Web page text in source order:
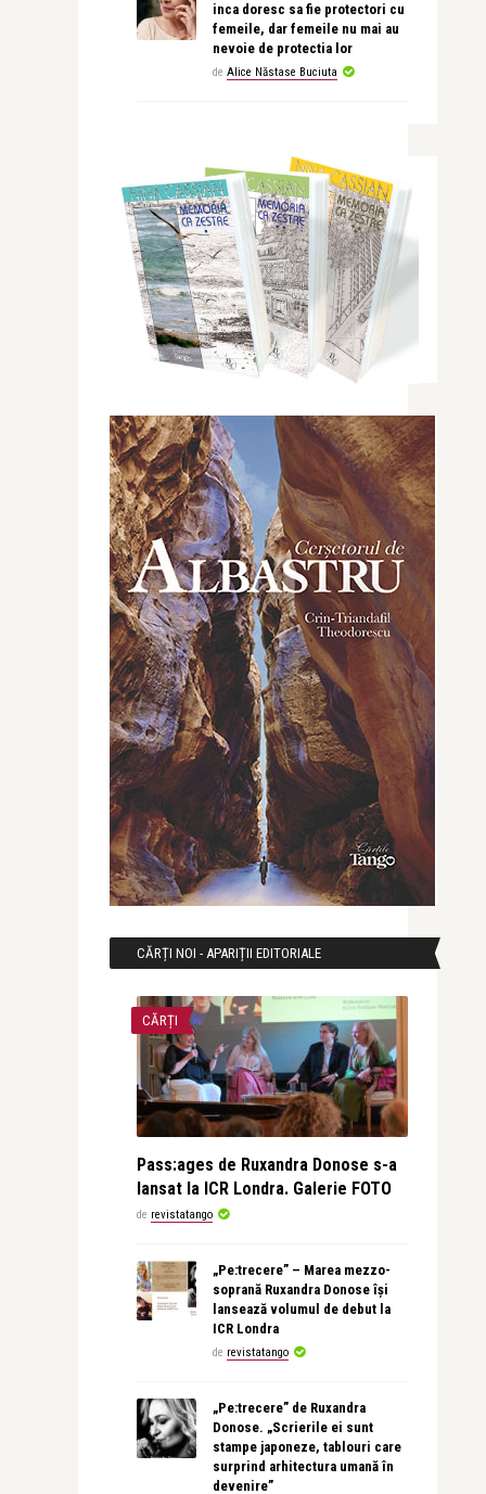
inca doresc sa fie protectori cu
femeile, dar femeile nu mai au
nevoie de protectia lor
de Alice Năstase Buciuta
CĂRȚI NOI - APARIȚII EDITORIALE
CĂRȚI
Pass:ages de Ruxandra Donose s-a
lansat la ICR Londra. Galerie FOTO
de revistatango
„Pe:trecere” – Marea mezzo-
soprană Ruxandra Donose își
lansează volumul de debut la
ICR Londra
de revistatango
„Pe:trecere” de Ruxandra
Donose. „Scrierile ei sunt
stampe japoneze, tablouri care
surprind arhitectura umană în
devenire”